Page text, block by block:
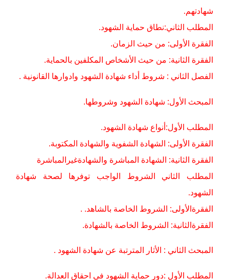
شهادتهم.
المطلب الثاني:نطاق حماية الشهود.
الفقرة الأولى: من حيث الزمان.
الفقرة الثانية: من حيث الأشخاص المكلفين بالحماية.
الفصل الثاني : شروط أداء شهادة الشهود وادوارها القانونية .
المبحث الأول: شهادة الشهود وشروطها.
المطلب الأول:أنواع شهادة الشهود.
الفقرة الأولى: الشهادة الشفوية والشهادة المكتوبة.
الفقرة الثانية: الشهادة المباشرة والشهادةغيرالمباشرة
المطلب الثاني الشروط الواجب توفرها لصحة شهادة
الشهود.
الفقرةالأولى: الشروط الخاصة بالشاهد. .
الفقرةالثانية: الشروط الخاصة بالشهادة.
المبحث الثاني : الأثار المترتبة عن شهادة الشهود .
المطلب الأول :دور حماية الشهود في احقاق العدالة.